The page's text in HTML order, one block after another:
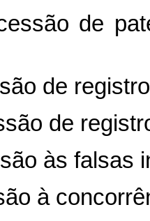
de
de
de
às falsas
à